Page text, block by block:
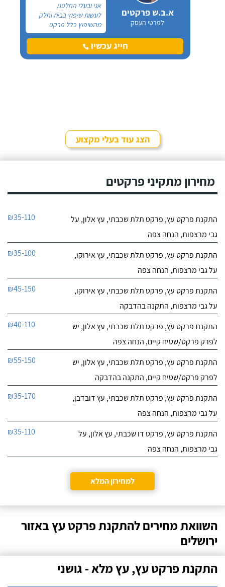
א.ב.ש פרקטים
לפרטי העסק
אני ובעלי החלטנו
לעשות שיפוץ בבית וחלק
מהשיפוץ כלל פרקט
למינציה שיותקן מעל
הריצוף (הישן) הקיים. קנינו
את הפרקט מחנות חיצונית
חייג עכשיו
הצג עוד בעלי מקצוע
מחירון מתקיני פרקטים
התקנת פרקט עץ, פרקט תלת שכבתי, עץ אלון, על
גבי מרצפות, הנחה צפה
₪35-110
התקנת פרקט עץ, פרקט תלת שכבתי, עץ אירוקו,
על גבי מרצפות, הנחה צפה
₪35-100
התקנת פרקט עץ, פרקט תלת שכבתי, עץ אירוקו,
על גבי מרצפות, התקנה בהדבקה
₪45-150
התקנת פרקט עץ, פרקט תלת שכבתי, עץ אלון, יש
לפרק פרקט/שטיח קיים, הנחה צפה
₪40-110
התקנת פרקט עץ, פרקט תלת שכבתי, עץ אלון, יש
לפרק פרקט/שטיח קיים, התקנה בהדבקה
₪55-150
התקנת פרקט עץ, פרקט תלת שכבתי, עץ דובדבן,
על גבי מרצפות, הנחה צפה
₪35-170
התקנת פרקט עץ, פרקט דו שכבתי, עץ אלון, על
גבי מרצפות, הנחה צפה
₪35-110
למחירון המלא
השוואת מחירים להתקנת פרקט עץ באזור
ירושלים
התקנת פרקט עץ, עץ מלא - גושני